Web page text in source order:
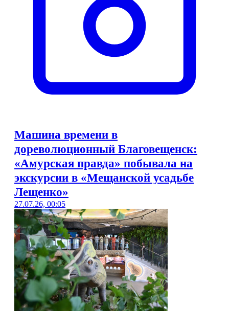
Машина времени в
дореволюционный Благовещенск:
«Амурская правда» побывала на
экскурсии в «Мещанской усадьбе
Лещенко»
27.07.26, 00:05